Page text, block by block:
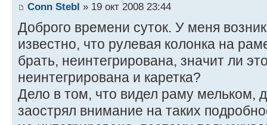
Conn Stebl » 19 окт 2008 23:44
Доброго времени суток. У меня
известно, что рулевая колонка на
брать, неинтегрирована, значит ли
неинтегрирована и каретка?
Дело в том, что видел раму мельком,
заострял внимание на таких